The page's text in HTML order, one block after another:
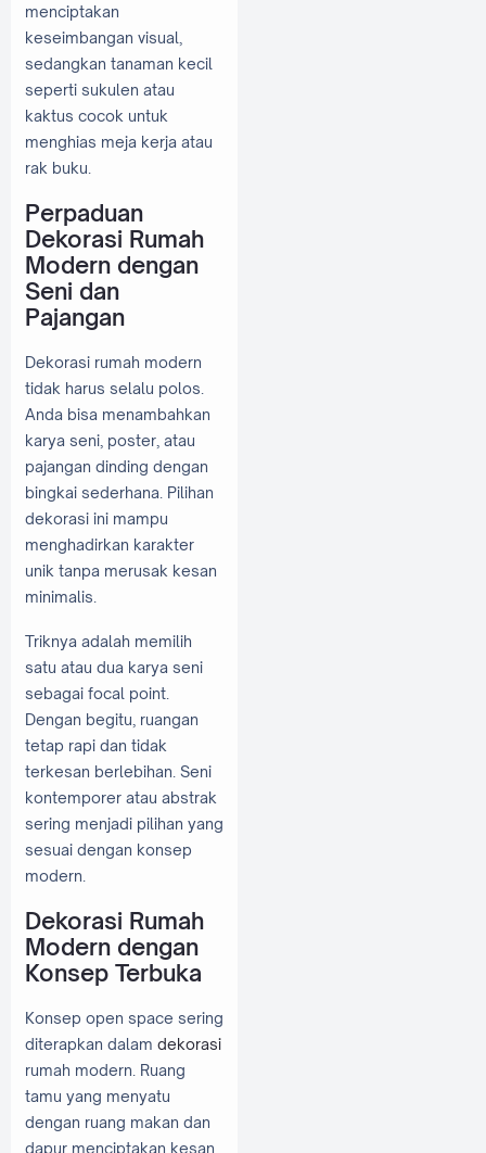
menciptakan
keseimbangan visual,
sedangkan tanaman kecil
seperti sukulen atau
kaktus cocok untuk
menghias meja kerja atau
rak buku.
Perpaduan
Dekorasi Rumah
Modern dengan
Seni dan
Pajangan
Dekorasi rumah modern
tidak harus selalu polos.
Anda bisa menambahkan
karya seni, poster, atau
pajangan dinding dengan
bingkai sederhana. Pilihan
dekorasi ini mampu
menghadirkan karakter
unik tanpa merusak kesan
minimalis.
Triknya adalah memilih
satu atau dua karya seni
sebagai focal point.
Dengan begitu, ruangan
tetap rapi dan tidak
terkesan berlebihan. Seni
kontemporer atau abstrak
sering menjadi pilihan yang
sesuai dengan konsep
modern.
Dekorasi Rumah
Modern dengan
Konsep Terbuka
Konsep open space sering
diterapkan dalam dekorasi
rumah modern. Ruang
tamu yang menyatu
dengan ruang makan dan
dapur menciptakan kesan